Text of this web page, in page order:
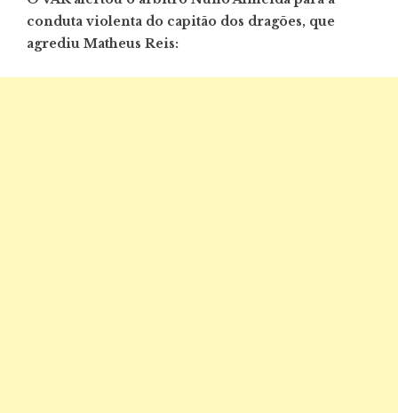
conduta violenta do capitão dos dragões, que
agrediu Matheus Reis: